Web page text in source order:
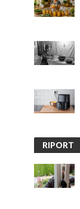
RIPORT